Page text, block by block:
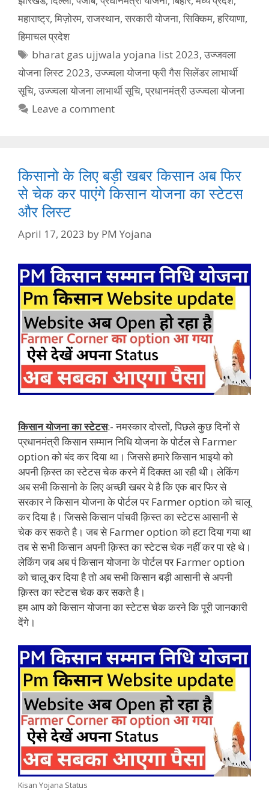
महाराष्ट्र, मिज़ोरम, राजस्थान, सरकारी योजना, सिक्किम, हरियाणा,
हिमाचल प्रदेश
Tags
bharat gas ujjwala yojana list 2023,उज्जवला
योजना लिस्ट 2023, उज्ज्वला योजना फ्री गैस सिलेंडर लाभार्थी
सूचि, उज्ज्वला योजना लाभार्थी सूचि, प्रधानमंत्री उज्ज्वला योजना
Leave a comment
किसानो के लिए बड़ी खबर किसान अब फिर
से चेक कर पाएंगे किसान योजना का स्टेटस
और लिस्ट
April 17, 2023 by PM Yojana
किसान योजना का स्टेटस:- नमस्कार दोस्तों, पिछले कुछ दिनों से
प्रधानमंत्री किसान सम्मान निधि योजना के पोर्टल से Farmer
option को बंद कर दिया था। जिससे हमारे किसान भाइयो को
अपनी क़िस्त का स्टेटस चेक करने में दिक्क्त आ रही थी। लेकिंग
अब सभी किसानो के लिए अच्छी खबर ये है कि एक बार फिर से
सरकार ने किसान योजना के पोर्टल पर Farmer option को चालू
कर दिया है। जिससे किसान पांचवी क़िस्त का स्टेटस आसानी से
चेक कर सकते है। जब से Farmer option को हटा दिया गया था
तब से सभी किसान अपनी क़िस्त का स्टेटस चेक नहीं कर पा रहे थे।
लेकिंग जब अब पं किसान योजना के पोर्टल पर Farmer option
को चालू कर दिया है तो अब सभी किसान बड़ी आसानी से अपनी
क़िस्त का स्टेटस चेक कर सकते है।
हम आप को किसान योजना का स्टेटस चेक करने कि पूरी जानकारी
देंगे।
Kisan Yojana Status